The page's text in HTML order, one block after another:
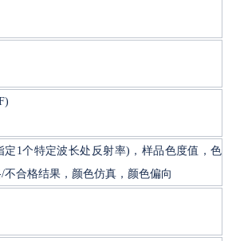
定1个特定波长处反射率)，样品色度值，色
不合格结果，颜色仿真，颜色偏向